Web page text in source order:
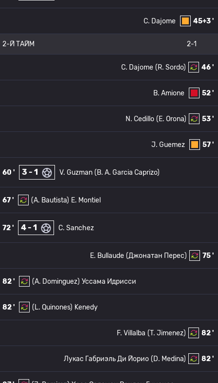
45+3 '
C. Dajome
2-Й ТАЙМ 2-1
46 '
(R. Sordo)
C. Dajome
52 '
B. Amione
53 '
(E. Orona)
N. Cedillo
57 '
J. Guemez
60 ' 3 - 1 V. Guzman (B. A. Garcia Caprizo)
67 ' (A. Bautista) E. Montiel
72 ' 4 - 1 C. Sanchez
75 '
(Джонатан Перес)
E. Bullaude
82 ' (A. Dominguez) Уссама Идрисси
82 ' (L. Quinones) Kenedy
82 '
(T. Jimenez)
F. Villalba
82 '
(D. Medina)
Лукас Габриэль Ди Йорио